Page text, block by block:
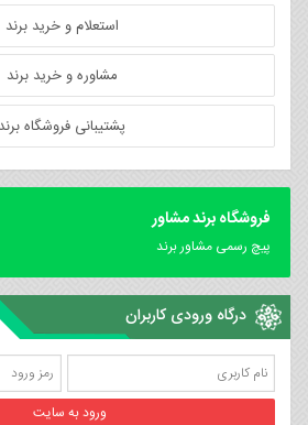
استعلام و خرید برند
مشاوره و خرید برند
پشتیبانی فروشگاه برند
فروشگاه برند مشاور
پیچ رسمی مشاور برند
درگاه ورودی کاربران